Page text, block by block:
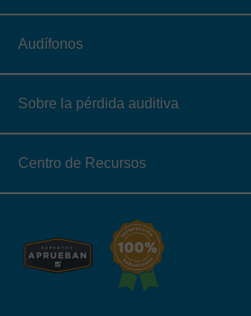
Audífonos
Sobre la pérdida auditiva
Centro de Recursos